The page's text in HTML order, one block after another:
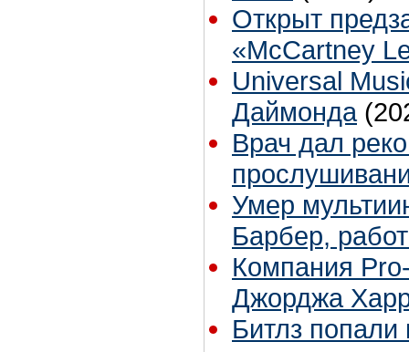
Открыт
«McCartney
Universal
Даймонда
Врач дал
Умер
Барбер,
Компания
Джорджа
Битлз